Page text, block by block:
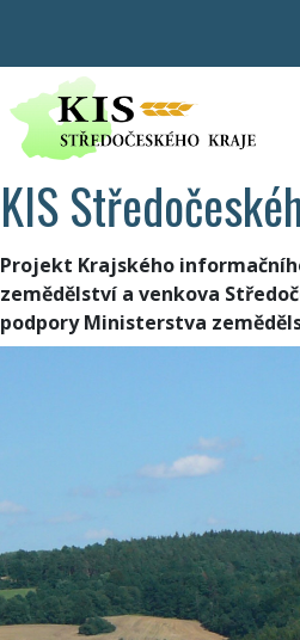
KIS
Projekt Krajského
zemědělství a venkova
podpory Ministerstva